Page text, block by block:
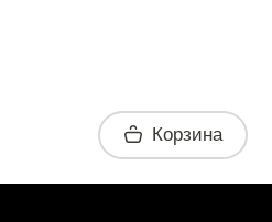
Корзина